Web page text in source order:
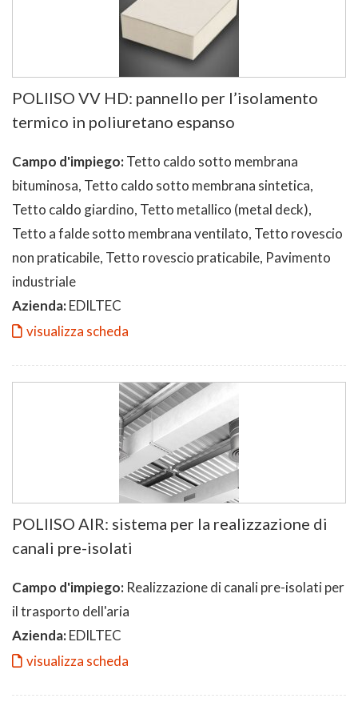
POLIISO VV HD: pannello per l’isolamento
termico in poliuretano espanso
Campo d'impiego:Tetto caldo sotto membrana
bituminosa, Tetto caldo sotto membrana sintetica,
Tetto caldo giardino, Tetto metallico (metal deck),
Tetto a falde sotto membrana ventilato, Tetto rovescio
non praticabile, Tetto rovescio praticabile, Pavimento
industriale
Azienda:EDILTEC
visualizza scheda
POLIISO AIR: sistema per la realizzazione di
canali pre-isolati
Campo d'impiego: Realizzazione di canali pre-isolati per
il trasporto dell'aria
Azienda:EDILTEC
visualizza scheda